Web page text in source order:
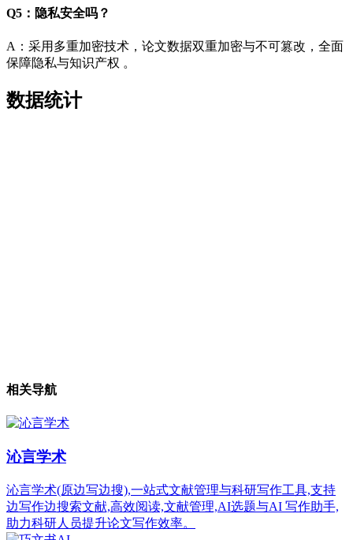
Q5：隐私安全吗？
A：采用多重加密技术，论文数据双重加密与不可篡改，全面
保障隐私与知识产权 。
数据统计
相关导航
沁言学术
沁言学术(原边写边搜),一站式文献管理与科研写作工具,支持
边写作边搜索文献,高效阅读,文献管理,AI选题与AI 写作助手,
助力科研人员提升论文写作效率。